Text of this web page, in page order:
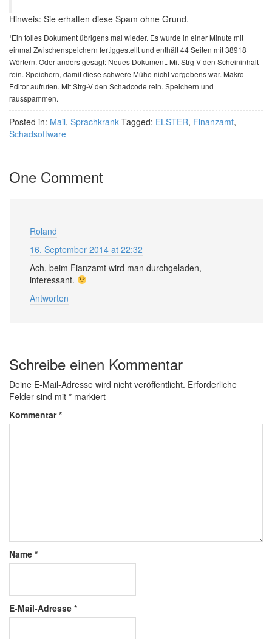
Hinweis: Sie erhalten diese Spam ohne Grund.
¹Ein tolles Dokument übrigens mal wieder. Es wurde in einer Minute mit
einmal Zwischenspeichern fertiggestellt und enthält 44 Seiten mit 38918
Wörtern. Oder anders gesagt: Neues Dokument. Mit Strg-V den Scheininhalt
rein. Speichern, damit diese schwere Mühe nicht vergebens war. Makro-
Editor aufrufen. Mit Strg-V den Schadcode rein. Speichern und
rausspammen.
Posted in: Mail, Sprachkrank Tagged: ELSTER, Finanzamt,
Schadsoftware
One Comment
Roland
16. September 2014 at 22:32
Ach, beim Fianzamt wird man durchgeladen,
interessant.
Antworten
Schreibe einen Kommentar
Deine E-Mail-Adresse wird nicht veröffentlicht. Erforderliche
Felder sind mit * markiert
Kommentar*
Name *
E-Mail-Adresse *